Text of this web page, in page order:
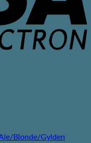
Blonde/Gylden